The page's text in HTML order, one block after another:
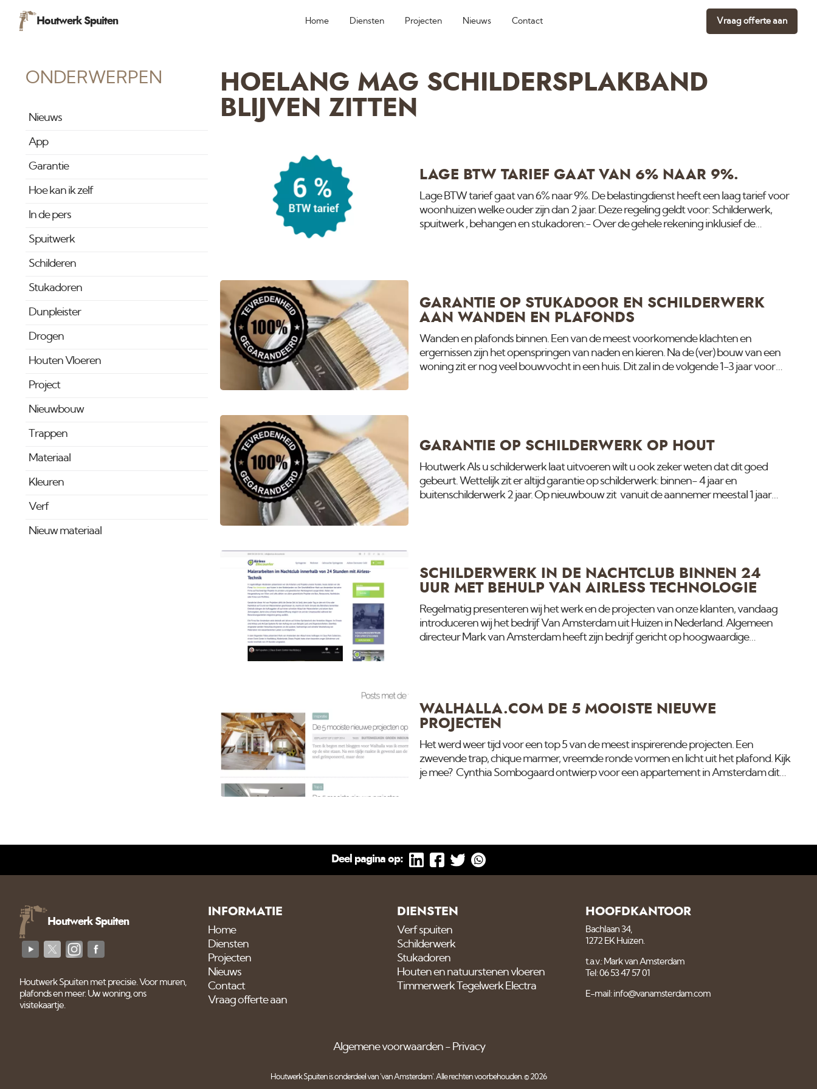
Houtwerk Spuiten Home Diensten Projecten Nieuws Contact Vraag offerte aan
ONDERWERPEN
Nieuws
App
Garantie
Hoe kan ik zelf
In de pers
Spuitwerk
Schilderen
Stukadoren
Dunpleister
Drogen
Houten Vloeren
Project
Nieuwbouw
Trappen
Materiaal
Kleuren
Verf
Nieuw materiaal
HOELANG MAG SCHILDERSPLAKBAND
BLIJVEN ZITTEN
LAGE BTW TARIEF GAAT VAN 6% NAAR 9%.
Lage BTW tarief gaat van 6% naar 9%. De belastingdienst heeft een laag tarief voor
woonhuizen welke ouder zijn dan 2 jaar. Deze regeling geldt voor: Schilderwerk,
spuitwerk , behangen en stukadoren:- Over de gehele rekening inklusief de
GARANTIE OP STUKADOOR EN SCHILDERWERK
AAN WANDEN EN PLAFONDS
Wanden en plafonds binnen. Een van de meest voorkomende klachten en
ergernissen zijn het openspringen van naden en kieren. Na de (ver) bouw van een
woning zit er nog veel bouwvocht in een huis. Dit zal in de volgende 1-3 jaar voor
GARANTIE OP SCHILDERWERK OP HOUT
Houtwerk Als u schilderwerk laat uitvoeren wilt u ook zeker weten dat dit goed
gebeurt. Wettelijk zit er altijd garantie op schilderwerk: binnen- 4 jaar en
buitenschilderwerk 2 jaar. Op nieuwbouw zit vanuit de aannemer meestal 1 jaar
SCHILDERWERK IN DE NACHTCLUB BINNEN 24
UUR MET BEHULP VAN AIRLESS TECHNOLOGIE
Regelmatig presenteren wij het werk en de projecten van onze klanten, vandaag
introduceren wij het bedrijf Van Amsterdam uit Huizen in Nederland. Algemeen
directeur Mark van Amsterdam heeft zijn bedrijf gericht op hoogwaardige
WALHALLA.COM DE 5 MOOISTE NIEUWE
PROJECTEN
Het werd weer tijd voor een top 5 van de meest inspirerende projecten. Een
zwevende trap, chique marmer, vreemde ronde vormen en licht uit het plafond. Kijk
je mee? Cynthia Sombogaard ontwierp voor een appartement in Amsterdam dit
Deel pagina op:
Houtwerk Spuiten
Houtwerk Spuiten met precisie. Voor muren,
plafonds en meer. Uw woning, ons
visitekaartje.
INFORMATIE
Home
Diensten
Projecten
Nieuws
Contact
Vraag offerte aan
DIENSTEN
Verf spuiten
Schilderwerk
Stukadoren
Houten en natuurstenen vloeren
Timmerwerk Tegelwerk Electra
HOOFDKANTOOR
Bachlaan 34,
1272 EK Huizen.
t.a.v.: Mark van Amsterdam
Tel: 06 53 47 57 01
E-mail: info@vanamsterdam.com
Algemene voorwaarden Privacy
Houtwerk Spuiten is onderdeel van 'van Amsterdam' . Alle rechten voorbehouden. © 2026